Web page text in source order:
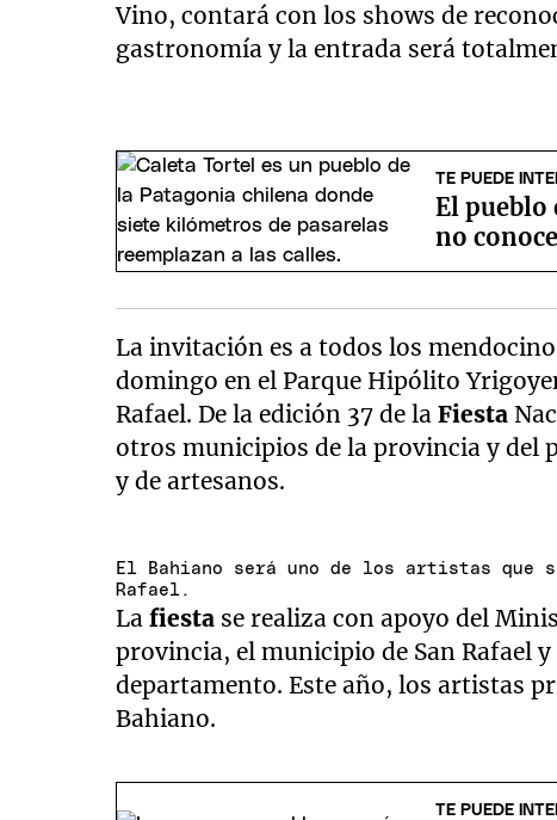
Vino, contará con los shows de
gastronomía y la entrada será
TE PUEDE
El pueblo
no
La invitación es a todos los
domingo en el Parque Hipólito
Rafael. De la edición 37 de laFiesta
otros municipios de la provincia y del
y de artesanos.
El Bahiano será uno de los artistas que
Rafael.
Lafiesta se realiza con apoyo del
provincia, el municipio de San Rafael
departamento. Este año, los artistas
Bahiano.
TE PUEDE